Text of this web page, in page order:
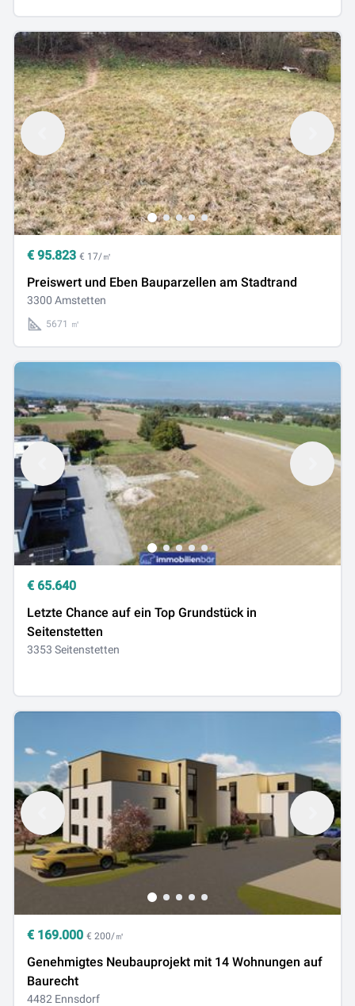
€ 95.823 € 17/㎡
Preiswert und Eben Bauparzellen am Stadtrand
3300 Amstetten
5671 ㎡
€ 65.640
Letzte Chance auf ein Top Grundstück in
Seitenstetten
3353 Seitenstetten
€ 169.000 € 200/㎡
Genehmigtes Neubauprojekt mit 14 Wohnungen auf
Baurecht
4482 Ennsdorf